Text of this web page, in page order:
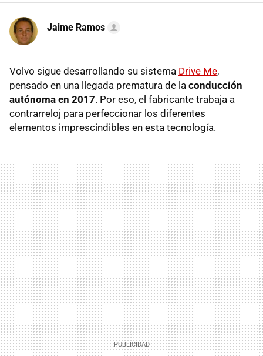
Jaime Ramos
Volvo sigue desarrollando su sistema Drive Me,
pensado en una llegada prematura de la conducción
autónoma en 2017. Por eso, el fabricante trabaja a
contrarreloj para perfeccionar los diferentes
elementos imprescindibles en esta tecnología.